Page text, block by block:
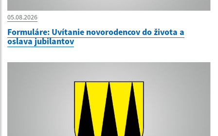
05.08.2026
Formuláre: Uvítanie novorodencov do života a
oslava jubilantov